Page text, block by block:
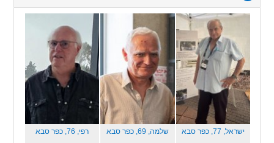
to
contents
ישראל, 77, כפר סבא שלמה, 69, כפר סבא רפי, 76, כפר סבא